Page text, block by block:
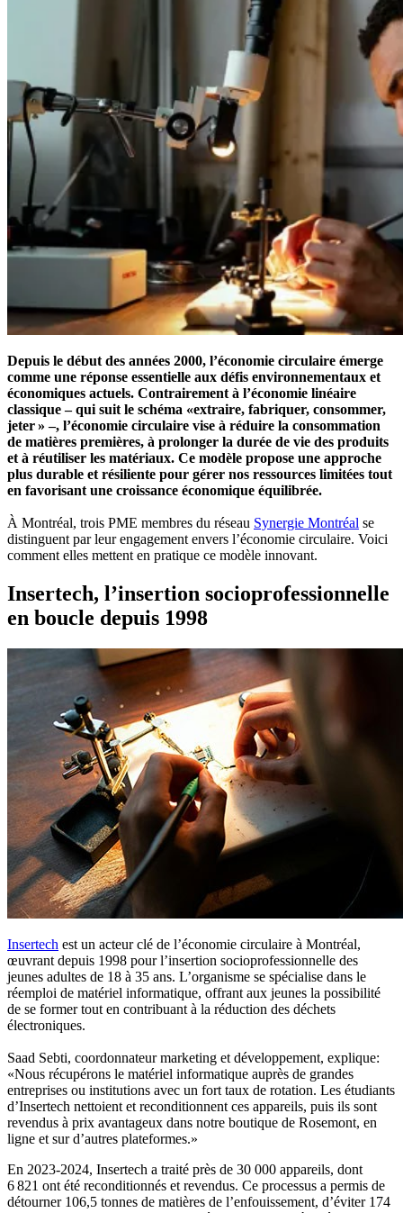
Depuis le début des années 2000, l’économie circulaire émerge
comme une réponse essentielle aux défis environnementaux et
économiques actuels. Contrairement à l’économie linéaire
classique – qui suit le schéma «extraire, fabriquer, consommer,
jeter » –, l’économie circulaire vise à réduire la consommation
de matières premières, à prolonger la durée de vie des produits
et à réutiliser les matériaux. Ce modèle propose une approche
plus durable et résiliente pour gérer nos ressources limitées tout
en favorisant une croissance économique équilibrée.
À Montréal, trois PME membres du réseau Synergie Montréal se
distinguent par leur engagement envers l’économie circulaire. Voici
comment elles mettent en pratique ce modèle innovant.
Insertech, l’insertion socioprofessionnelle
en boucle depuis 1998
Insertech est un acteur clé de l’économie circulaire à Montréal,
œuvrant depuis 1998 pour l’insertion socioprofessionnelle des
jeunes adultes de 18 à 35 ans. L’organisme se spécialise dans le
réemploi de matériel informatique, offrant aux jeunes la possibilité
de se former tout en contribuant à la réduction des déchets
électroniques.
Saad Sebti, coordonnateur marketing et développement, explique:
«Nous récupérons le matériel informatique auprès de grandes
entreprises ou institutions avec un fort taux de rotation. Les étudiants
d’Insertech nettoient et reconditionnent ces appareils, puis ils sont
revendus à prix avantageux dans notre boutique de Rosemont, en
ligne et sur d’autres plateformes.»
En 2023-2024, Insertech a traité près de 30 000 appareils, dont
6 821 ont été reconditionnés et revendus. Ce processus a permis de
détourner 106,5 tonnes de matières de l’enfouissement, d’éviter 174